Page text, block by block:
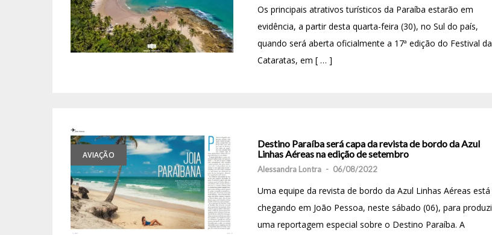
Os principais atrativos turísticos da Paraíba estarão em
evidência, a partir desta quarta-feira (30), no Sul do país,
quando será aberta oficialmente a 17ª edição do Festival
Cataratas, em [ … ]
AVIAÇÃO
Destino Paraíba será capa da revista de bordo da Azul
Linhas Aéreas na edição de setembro
Alessandra Lontra - 06/08/2022
Uma equipe da revista de bordo da Azul Linhas Aéreas está
chegando em João Pessoa, neste sábado (06), para
uma reportagem especial sobre o Destino Paraíba. A